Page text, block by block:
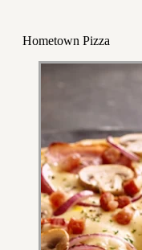
Hometown Pizza